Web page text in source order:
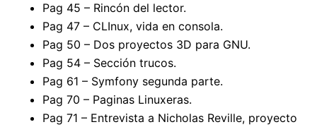
Pag 45 – Rincón del lector.
Pag 47 – CLInux, vida en consola.
Pag 50 – Dos proyectos 3D para GNU.
Pag 54 – Sección trucos.
Pag 61 – Symfony segunda parte.
Pag 70 – Paginas Linuxeras.
Pag 71 – Entrevista a Nicholas Reville, proyecto